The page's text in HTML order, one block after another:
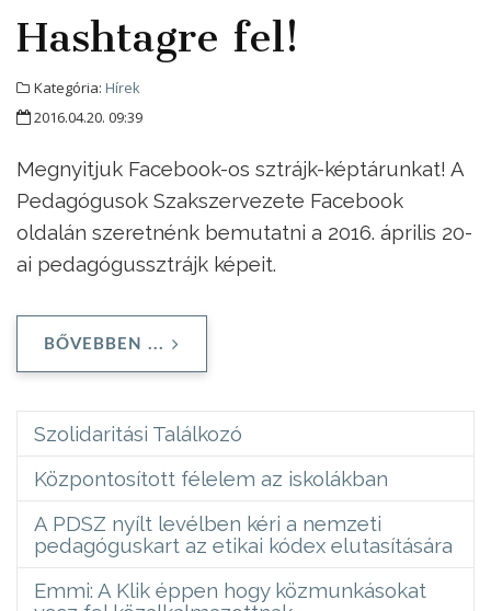
Hashtagre fel!
Kategória: Hírek
2016.04.20. 09:39
Megnyitjuk Facebook-os sztrájk-képtárunkat! A
Pedagógusok Szakszervezete Facebook
oldalán szeretnénk bemutatni a 2016. április 20-
ai pedagógussztrájk képeit.
BŐVEBBEN ...
Szolidaritási Találkozó
Központosított félelem az iskolákban
A PDSZ nyílt levélben kéri a nemzeti
pedagóguskart az etikai kódex elutasítására
Emmi: A Klik éppen hogy közmunkásokat